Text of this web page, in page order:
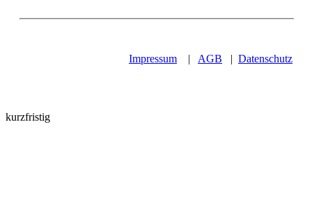
Impressum | AGB | Datenschutz
kurzfristig